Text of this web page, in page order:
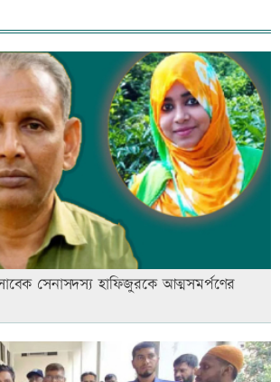
সেনাসদস্য হাফিজুরকে আত্মসমর্পণের